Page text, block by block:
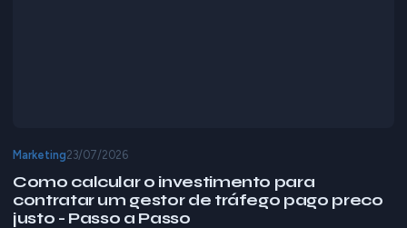
Marketing23/07/2026
Como calcular o investimento para
contratar um gestor de tráfego pago preco
justo - Passo a Passo